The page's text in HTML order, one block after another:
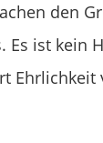
den
Es ist kein
Ehrlichkeit